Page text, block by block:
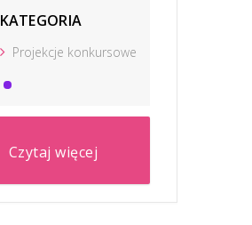
KATEGORIA
Projekcje konkursowe
Czytaj więcej